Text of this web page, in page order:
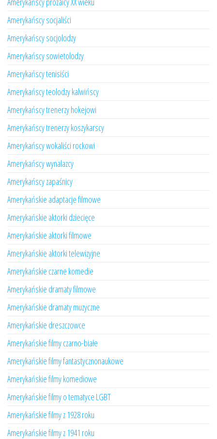
Amerykańscy socjaliści
Amerykańscy socjolodzy
Amerykańscy sowietolodzy
Amerykańscy tenisiści
Amerykańscy teolodzy kalwińscy
Amerykańscy trenerzy hokejowi
Amerykańscy trenerzy koszykarscy
Amerykańscy wokaliści rockowi
Amerykańscy wynalazcy
Amerykańscy zapaśnicy
Amerykańskie adaptacje filmowe
Amerykańskie aktorki dziecięce
Amerykańskie aktorki filmowe
Amerykańskie aktorki telewizyjne
Amerykańskie czarne komedie
Amerykańskie dramaty filmowe
Amerykańskie dramaty muzyczne
Amerykańskie dreszczowce
Amerykańskie filmy czarno-białe
Amerykańskie filmy fantastycznonaukowe
Amerykańskie filmy komediowe
Amerykańskie filmy o tematyce LGBT
Amerykańskie filmy z 1928 roku
Amerykańskie filmy z 1941 roku